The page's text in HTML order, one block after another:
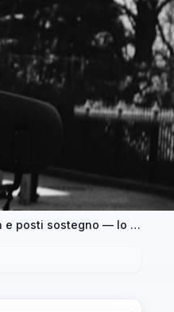
Anno scolastico 2026/2027: organico di diritto e di fatto, potenziamento, ed. motoria e posti sostegno — lo speciale — approfondimento e guida